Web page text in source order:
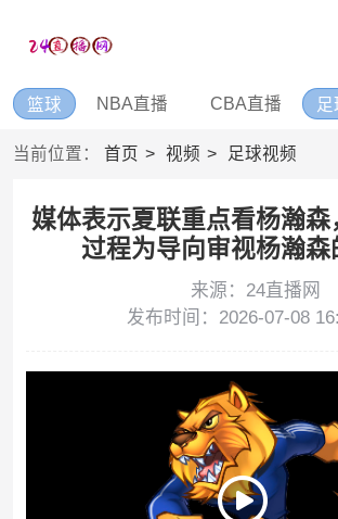
篮球 NBA直播 CBA直播 足
当前位置： 首页 视频 足球视频
媒体表示夏联重点看杨瀚森
过程为导向审视杨瀚森
来源：24直播网
发布时间：2026-07-08